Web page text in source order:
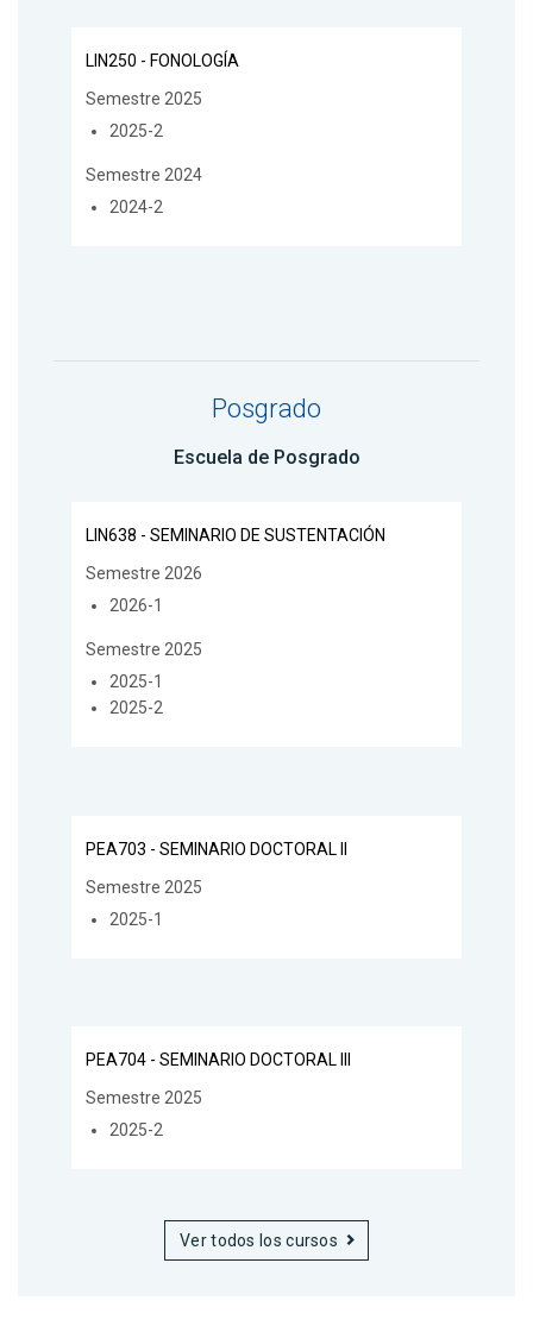
LIN250 - FONOLOGÍA
Semestre 2025
2025-2
Semestre 2024
2024-2
Posgrado
Escuela de Posgrado
LIN638 - SEMINARIO DE SUSTENTACIÓN
Semestre 2026
2026-1
Semestre 2025
2025-1
2025-2
PEA703 - SEMINARIO DOCTORAL II
Semestre 2025
2025-1
PEA704 - SEMINARIO DOCTORAL III
Semestre 2025
2025-2
Ver todos los cursos